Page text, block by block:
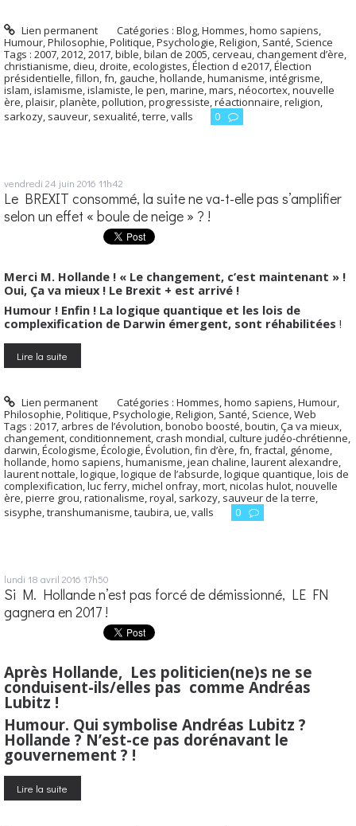
Lien permanent Catégories :Blog,Hommes, homo sapiens,
Humour,Philosophie,Politique,Psychologie,Religion, Santé, Science
Tags : 2007,2012,2017,bible,bilan de 2005,cerveau,changement d’ère,
christianisme, dieu, droite,ecologistes,Élection d e2017,Élection
présidentielle,fillon,fn, gauche,hollande,humanisme,intégrisme,
islam,islamisme,islamiste,le pen,marine,mars,néocortex,nouvelle
ère,plaisir,planète,pollution,progressiste,réactionnaire,religion,
sarkozy, sauveur, sexualité,terre,valls 0
vendredi 24 juin 2016 11h42
Le BREXIT consommé, la suite ne va-t-elle pas s’amplifier
selon un effet « boule de neige » ? !
Merci M. Hollande ! « Le changement, c’est maintenant » !
Oui, Ça va mieux ! Le Brexit + est arrivé !
Humour ! Enfin ! La logique quantique et les lois de
complexification de Darwin émergent, sont réhabilitées !
Lire la suite
Lien permanent Catégories :Hommes, homo sapiens,Humour,
Philosophie,Politique,Psychologie,Religion, Santé, Science,Web
Tags : 2017, arbres de l’évolution,bonobo boosté,boutin,Ça va mieux,
changement,conditionnement,crash mondial,culture judéo-chrétienne,
darwin,Écologisme,Écologie,Évolution,fin d’ère,fn,fractal, génome,
hollande,homo sapiens,humanisme,jean chaline,laurent alexandre,
laurent nottale,logique,logique de l’absurde,logique quantique,lois de
complexification,luc ferry,michel onfray,mort,nicolas hulot,nouvelle
ère,pierre grou,rationalisme,royal, sarkozy, sauveur de la terre,
sisyphe,transhumanisme,taubira,ue,valls 0
lundi 18 avril 2016 17h50
Si M. Hollande n’est pas forcé de démissionné, LE FN
gagnera en 2017 !
Après Hollande, Les politicien(ne)s ne se
conduisent-ils/elles pas comme Andréas
Lubitz !
Humour. Qui symbolise Andréas Lubitz ?
Hollande ? N’est-ce pas dorénavant le
gouvernement ? !
Lire la suite